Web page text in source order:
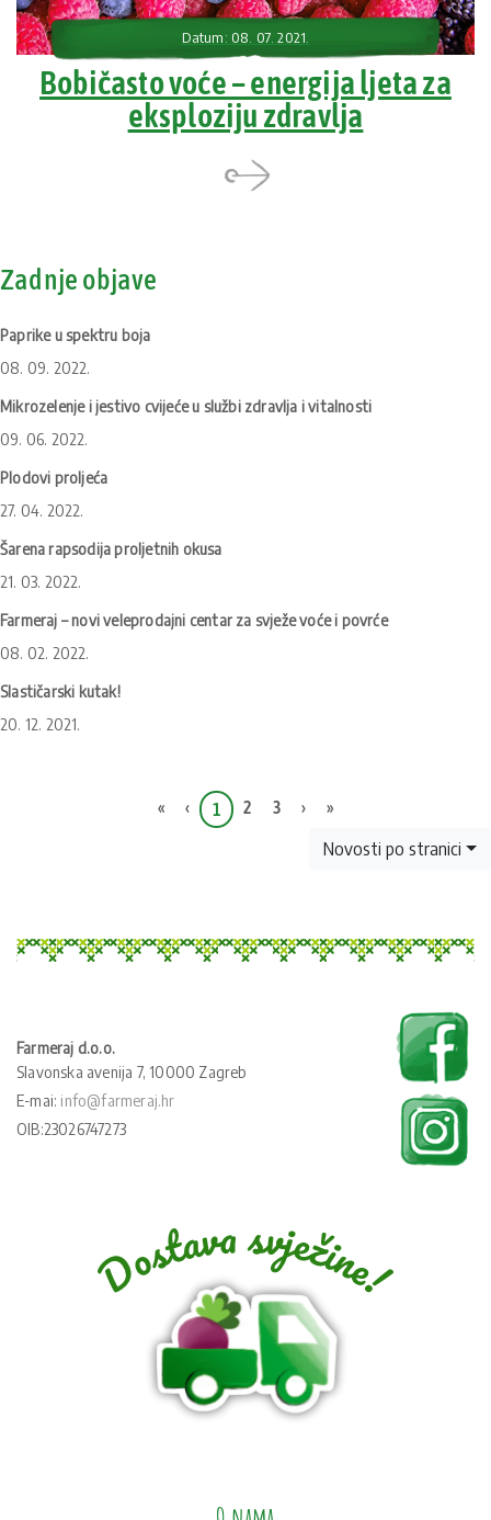
Datum: 08. 07. 2021.
Bobičasto voće – energija ljeta za
eksploziju zdravlja
Zadnje objave
Paprike u spektru boja
08. 09. 2022.
Mikrozelenje i jestivo cvijeće u službi zdravlja i vitalnosti
09. 06. 2022.
Plodovi proljeća
27. 04. 2022.
Šarena rapsodija proljetnih okusa
21. 03. 2022.
Farmeraj – novi veleprodajni centar za svježe voće i povrće
08. 02. 2022.
Slastičarski kutak!
20. 12. 2021.
«First‹Previous
1 2 3 ›Next
»Last
Novosti po stranici
Farmeraj d.o.o.
Slavonska avenija 7, 10000 Zagreb
E-mai: info@farmeraj.hr
OIB:23026747273